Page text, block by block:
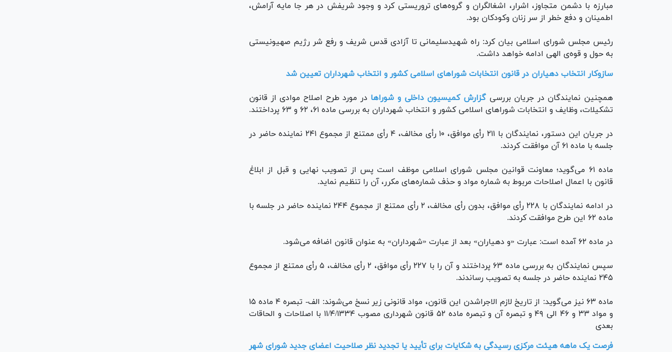
مبارزه با دشمن متجاوز، اشرار، اشغالگران و گروه‌های تروریستی کرد و وجود شریفش در هر جا مایه آرامش،
اطمینان و دفع خطر از سر زنان وکودکان بود.
رئیس مجلس شورای اسلامی بیان کرد: راه شهیدسلیمانی تا آزادی قدس شریف و رفع شر رژیم صهیونیستی
به حول و قوه‌ی الهی ادامه خواهد داشت.
سازوکار انتخاب دهیاران در قانون انتخابات شورا‌های اسلامی کشور و انتخاب شهرداران تعیین شد
همچنین نمایندگان در جریان بررسیگزارش کمیسیون داخلی و شورا‌ها در مورد طرح اصلاح موادی از قانون
تشکیلات، وظایف و انتخابات شورا‌های اسلامی کشور و انتخاب شهرداران به بررسی ماده ۶۱، ۶۲ و ۶۳ پرداختند.
در جریان این دستور، نمایندگان با ۲۱۱ رأی موافق، ۱۰ رأی مخالف، ۴ رأی ممتنع از مجموع ۲۴۱ نماینده حاضر در
جلسه با ماده ۶۱ آن موافقت کردند.
ماده ۶۱ می‌گوید؛ معاونت قوانین مجلس شورای اسلامی موظف است پس از تصویب نهایی و قبل از ابلاغ
قانون با اعمال اصلاحات مربوط به شماره مواد و حذف شماره‌های مکرر، آن را تنظیم نماید.
در ادامه نمایندگان با ۲۲۸ رأی موافق، بدون رأی مخالف، ۲ رأی ممتنع از مجموع ۲۴۴ نماینده حاضر در جلسه با
ماده ۶۲ این طرح موافقت کردند.
در ماده ۶۲ آمده است: عبارت «و دهیاران» بعد از عبارت «شهرداران» به عنوان قانون اضافه می‌شود.
سپس نمایندگان به بررسی ماده ۶۳ پرداختند و آن را با ۲۲۷ رأی موافق، ۲ رأی مخالف، ۵ رأی ممتنع از مجموع
۲۴۵ نماینده حاضر در جلسه به تصویب رساندند.
ماده ۶۳ نیز می‌گوید: از تاریخ لازم الاجراشدن این قانون، مواد قانونی زیر نسخ می‌شوند: الف- تبصره ۴ ماده ۱۵
و مواد ۳۳ و ۴۶ الی ۴۹ و تبصره آن و تبصره ماده ۵۲ قانون شهرداری مصوب ۱۱/۴/۱۳۳۴ با اصلاحات و الحاقات
بعدی
فرصت یک ماهه هیئت مرکزی رسیدگی به شکایات برای تأیید یا تجدید نظر صلاحیت اعضای جدید شورای شهر